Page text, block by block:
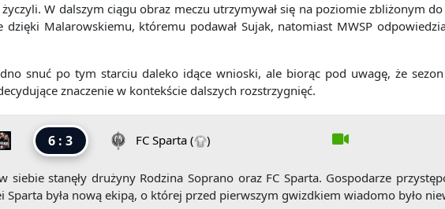
W dalszym ciągu obraz meczu utrzymywał się na poziomie zbliżonym
Malarowskiemu, któremu podawał Sujak, natomiast MWSP
snuć po tym starciu daleko idące wnioski, ale biorąc pod uwagę, że
znaczenie w kontekście dalszych rozstrzygnięć.
6 : 3 FC Sparta( )
stanęły drużyny Rodzina Soprano oraz FC Sparta. Gospodarze
była nową ekipą, o której przed pierwszym gwizdkiem wiadomo było